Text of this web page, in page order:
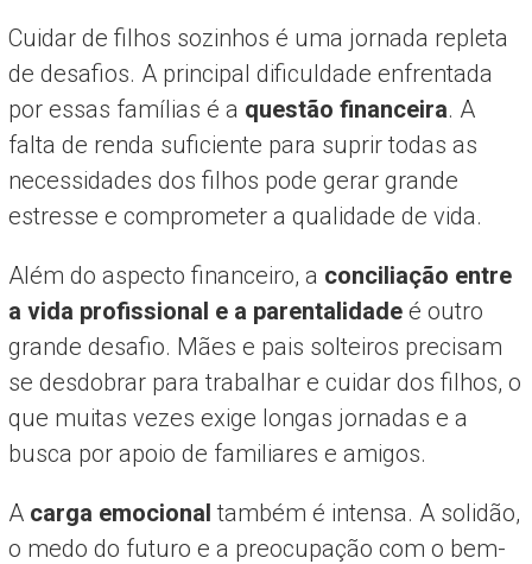
Cuidar de filhos sozinhos é uma jornada repleta
de desafios. A principal dificuldade enfrentada
por essas famílias é a questão financeira. A
falta de renda suficiente para suprir todas as
necessidades dos filhos pode gerar grande
estresse e comprometer a qualidade de vida.
Além do aspecto financeiro, a conciliação entre
a vida profissional e a parentalidadeé outro
grande desafio. Mães e pais solteiros precisam
se desdobrar para trabalhar e cuidar dos filhos, o
que muitas vezes exige longas jornadas e a
busca por apoio de familiares e amigos.
A carga emocional também é intensa. A solidão,
o medo do futuro e a preocupação com o bem-